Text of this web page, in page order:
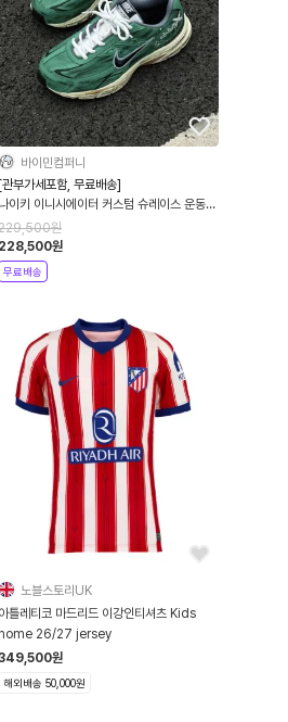
바이민컴퍼니
[관부가세포함, 무료배송]
나이키 이니시에이터 커스텀 슈레이스 운동화
밀리터리 그린
원
228,500원
무료배송
노블스토리UK
아틀레티코 마드리드 이강인티셔츠 Kids
home 26/27 jersey
원
해외배송 50,000원